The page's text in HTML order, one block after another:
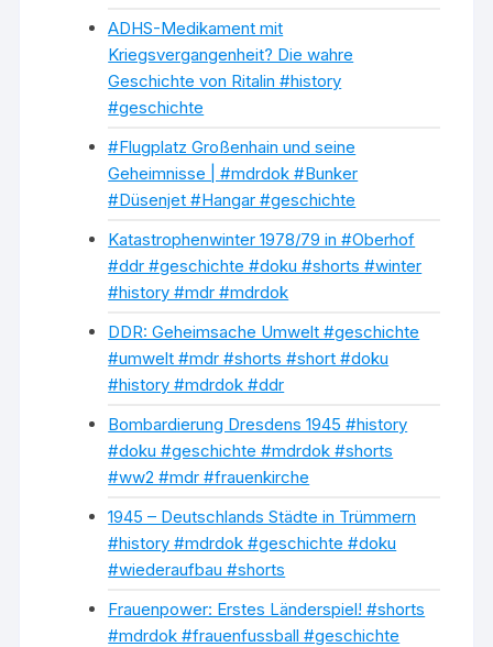
ADHS-Medikament mit
Kriegsvergangenheit? Die wahre
Geschichte von Ritalin #history
#geschichte
#Flugplatz Großenhain und seine
Geheimnisse | #mdrdok #Bunker
#Düsenjet #Hangar #geschichte
Katastrophenwinter 1978/79 in #Oberhof
#ddr #geschichte #doku #shorts #winter
#history #mdr #mdrdok
DDR: Geheimsache Umwelt #geschichte
#umwelt #mdr #shorts #short #doku
#history #mdrdok #ddr
Bombardierung Dresdens 1945 #history
#doku #geschichte #mdrdok #shorts
#ww2 #mdr #frauenkirche
1945 – Deutschlands Städte in Trümmern
#history #mdrdok #geschichte #doku
#wiederaufbau #shorts
Frauenpower: Erstes Länderspiel! #shorts
#mdrdok #frauenfussball #geschichte